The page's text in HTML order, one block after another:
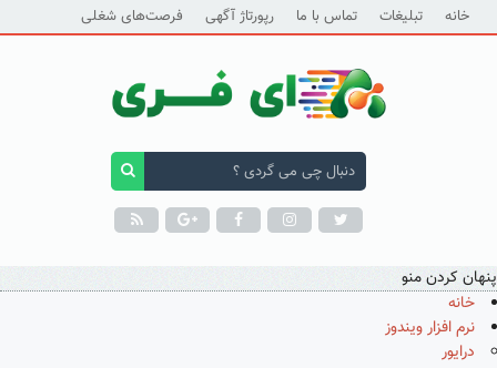
خانه تبلیغات تماس با ما رپورتاژ آگهی فرصت‌های شغلی
پنهان کردن منو
خانه
نرم افزار ویندوز
درایور